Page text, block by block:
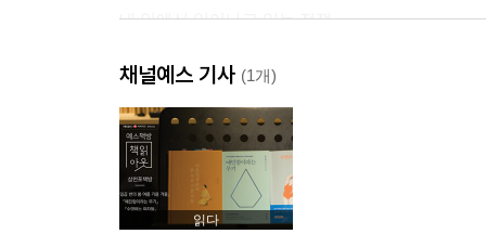
내 안에서 일어나고 있는 전쟁
남자는 예민하면 안 되나요?
여자는 당연히 예민하다고요?
예민한 아이들에겐 시간을 주세요
3장 나는 나를 보호할 권리가 있습니다 : 내부 자극
스트레스에 대한 저항력 기르기
채널예스 기사 (1개)
읽다